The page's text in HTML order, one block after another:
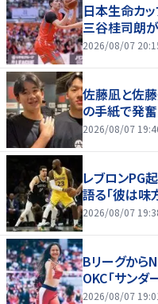
日本生命カ
三谷桂司朗
2026/08/07
佐藤凪と佐
の手紙で発奮
2026/08/07
レブロンPG
語る「彼は味
2026/08/07
Bリーグか
OKC「サンダ
2026/08/07